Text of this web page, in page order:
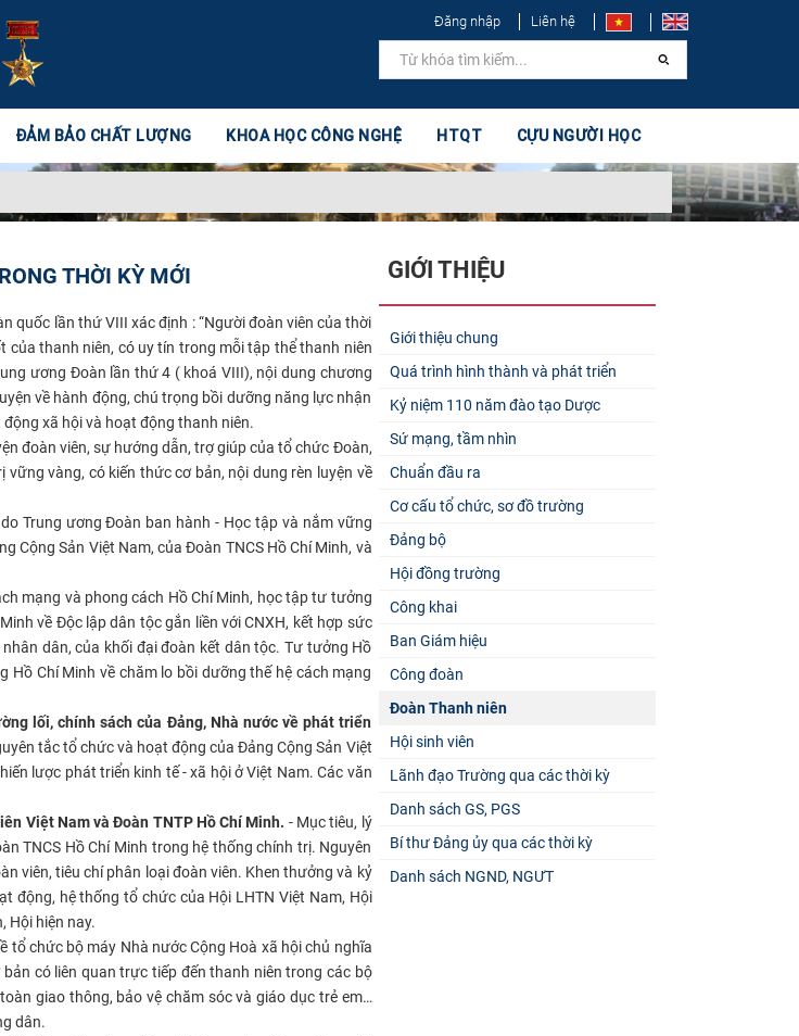
Đăng nhập Liên hệ
ĐẢM BẢO CHẤT LƯỢNG KHOA HỌC CÔNG NGHỆ HTQT CỰU NGƯỜI HỌC
THỜI KỲ MỚI
quốc lần thứ VIII xác định : “Người đoàn viên của thời
thanh niên, có uy tín trong mỗi tập thể thanh niên
ương Đoàn lần thứ 4 ( khoá VIII), nội dung chương
về hành động, chú trọng bồi dưỡng năng lực nhận
xã hội và hoạt động thanh niên.
đoàn viên, sự hướng dẫn, trợ giúp của tổ chức Đoàn,
vàng, có kiến thức cơ bản, nội dung rèn luyện về
Trung ương Đoàn ban hành - Học tập và nắm vững
Cộng Sản Việt Nam, của Đoàn TNCS Hồ Chí Minh, và
mạng và phong cách Hồ Chí Minh, học tập tư tưởng
về Độc lập dân tộc gắn liền với CNXH, kết hợp sức
dân, của khối đại đoàn kết dân tộc. Tư tưởng Hồ
Chí Minh về chăm lo bồi dưỡng thế hệ cách mạng
lối, chính sách của Đảng, Nhà nước về phát triển
tắc tổ chức và hoạt động của Đảng Cộng Sản Việt
lược phát triển kinh tế - xã hội ở Việt Nam. Các văn
Việt Nam và Đoàn TNTP Hồ Chí Minh. - Mục tiêu, lý
TNCS Hồ Chí Minh trong hệ thống chính trị. Nguyên
viên, tiêu chí phân loại đoàn viên. Khen thưởng và kỷ
động, hệ thống tổ chức của Hội LHTN Việt Nam, Hội
Hội hiện nay.
tổ chức bộ máy Nhà nước Cộng Hoà xã hội chủ nghĩa
có liên quan trực tiếp đến thanh niên trong các bộ
giao thông, bảo vệ chăm sóc và giáo dục trẻ em…
dân.
GIỚI THIỆU
Giới thiệu chung
Quá trình hình thành và phát triển
Kỷ niệm 110 năm đào tạo Dược
Sứ mạng, tầm nhìn
Chuẩn đầu ra
Cơ cấu tổ chức, sơ đồ trường
Đảng bộ
Hội đồng trường
Công khai
Ban Giám hiệu
Công đoàn
Đoàn Thanh niên
Hội sinh viên
Lãnh đạo Trường qua các thời kỳ
Danh sách GS, PGS
Bí thư Đảng ủy qua các thời kỳ
Danh sách NGND, NGƯT